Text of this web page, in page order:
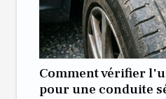
Comment vérifier
pour une conduite